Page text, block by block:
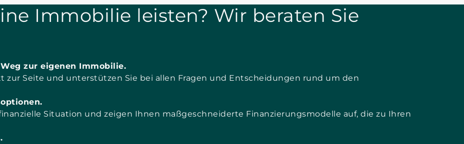
Immobilie leisten? Wir beraten Sie
zur eigenen Immobilie.
zur Seite und unterstützen Sie bei allen Fragen und Entscheidungen rund um den
Situation und zeigen Ihnen maßgeschneiderte Finanzierungsmodelle auf, die zu Ihren